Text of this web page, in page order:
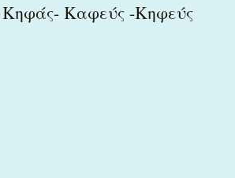
Κηφάς- Καφεύς -Κηφεύς